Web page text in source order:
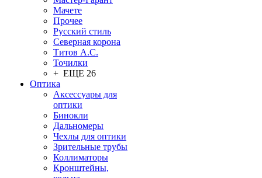
Мачете
Прочее
Русский стиль
Северная корона
Титов А.С.
Точилки
+ ЕЩЕ 26
Оптика
Аксессуары для
оптики
Бинокли
Дальномеры
Чехлы для оптики
Зрительные трубы
Коллиматоры
Кронштейны,